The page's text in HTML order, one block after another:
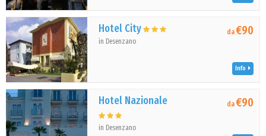
Hotel City
in Desenzano
da€90
Info
Hotel Nazionale
in Desenzano
da€90